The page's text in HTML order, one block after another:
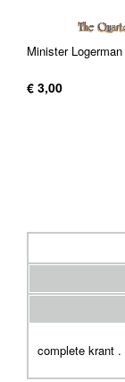
Minister
€ 3,00
complete krant .